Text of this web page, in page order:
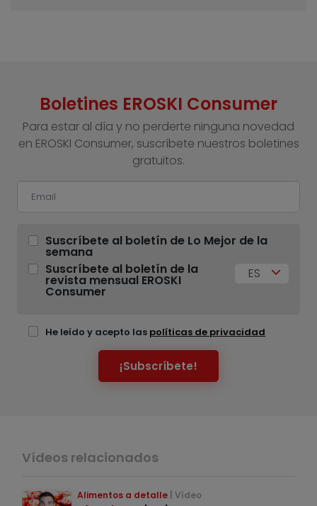
Boletines EROSKI Consumer
Para estar al día y no perderte ninguna novedad
en EROSKI Consumer, suscríbete nuestros boletines
gratuitos.
Suscríbete al boletín de Lo Mejor de la
semana
Suscríbete al boletín de la
revista mensual EROSKI
Consumer
ES
He leído y acepto las políticas de privacidad
¡Subscríbete!
Vídeos relacionados
Alimentos a detalle Vídeo